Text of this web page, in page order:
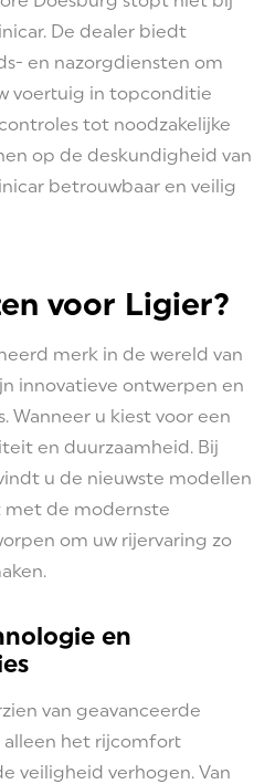
De dealer biedt
en nazorgdiensten om
voertuig in topconditie
tot noodzakelijke
op de deskundigheid van
betrouwbaar en veilig
voor Ligier?
merk in de wereld van
innovatieve ontwerpen en
Wanneer u kiest voor een
en duurzaamheid. Bij
u de nieuwste modellen
met de modernste
om uw rijervaring zo
en
van geavanceerde
het rijcomfort
veiligheid verhogen. Van